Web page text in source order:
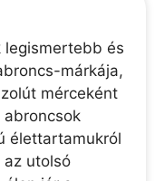
legismertebb és
márkája,
mérceként
abroncsok
élettartamukról
az utolsó